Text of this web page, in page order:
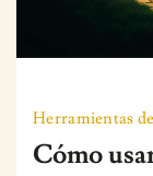
Herramientas
Cómo